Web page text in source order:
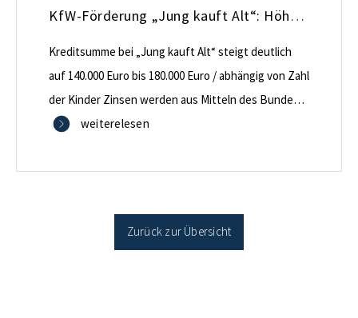
KfW-Förderung „Jung kauft Alt“: Höhere Kredite ab August 2026
Kreditsumme bei „Jung kauft Alt“ steigt deutlich
auf 140.000 Euro bis 180.000 Euro / abhängig von Zahl
der Kinder Zinsen werden aus Mitteln des Bundes
verbilligt: Heutiger Zins bei 0,53 Prozent effektiv bei
Antragstellende verpflichten sich zu energetischer
Sanierung in Einzelmaßnahmen […]
weiterelesen
Zurück zur Übersicht